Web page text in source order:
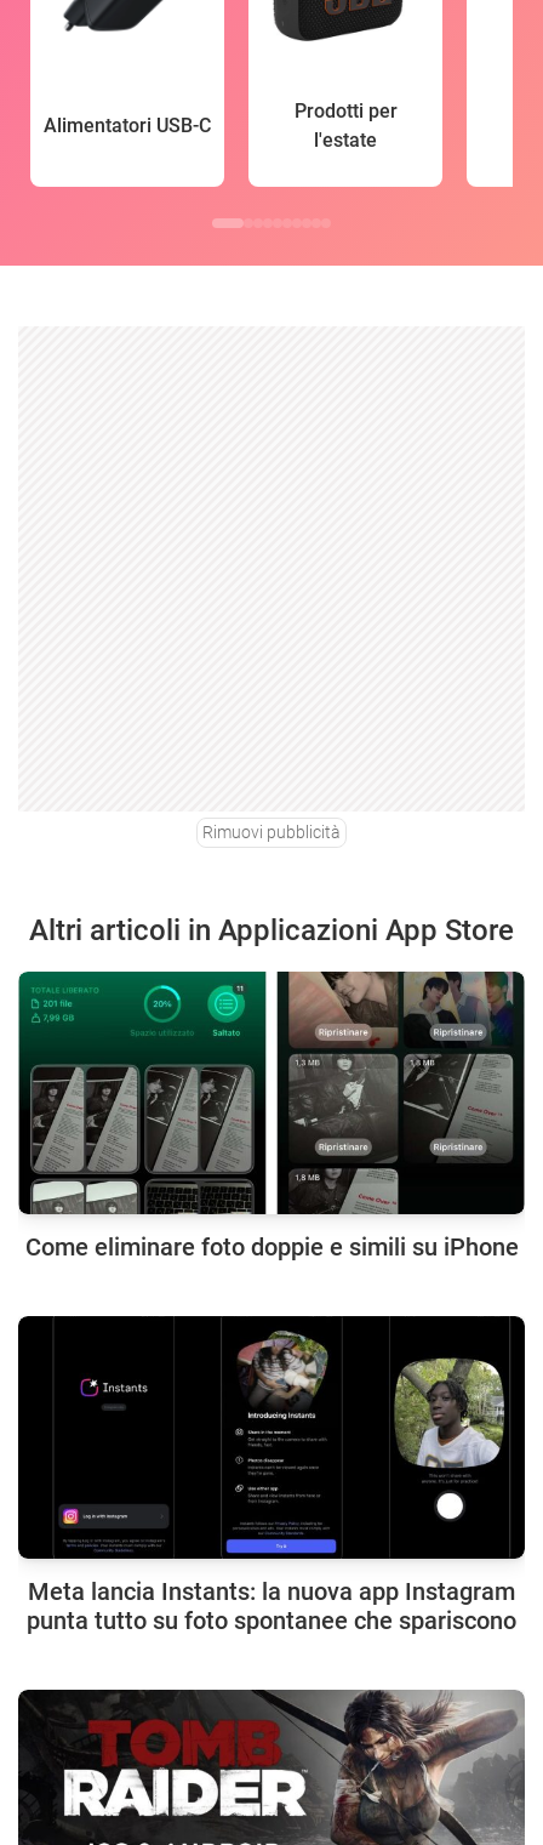
Alimentatori USB-C
Prodotti per
l'estate
Rimuovi pubblicità
Altri articoli in Applicazioni App Store
Come eliminare foto doppie e simili su iPhone
Meta lancia Instants: la nuova app Instagram
punta tutto su foto spontanee che spariscono